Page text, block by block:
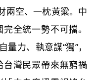
兩空、一枕黃粱。中
全統一勢不可擋。
力、執意謀“獨”，
灣民眾帶來無窮禍